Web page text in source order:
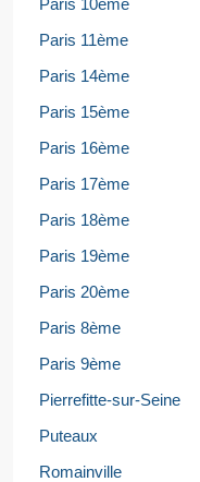
Paris 10ème
Paris 11ème
Paris 14ème
Paris 15ème
Paris 16ème
Paris 17ème
Paris 18ème
Paris 19ème
Paris 20ème
Paris 8ème
Paris 9ème
Pierrefitte-sur-Seine
Puteaux
Romainville